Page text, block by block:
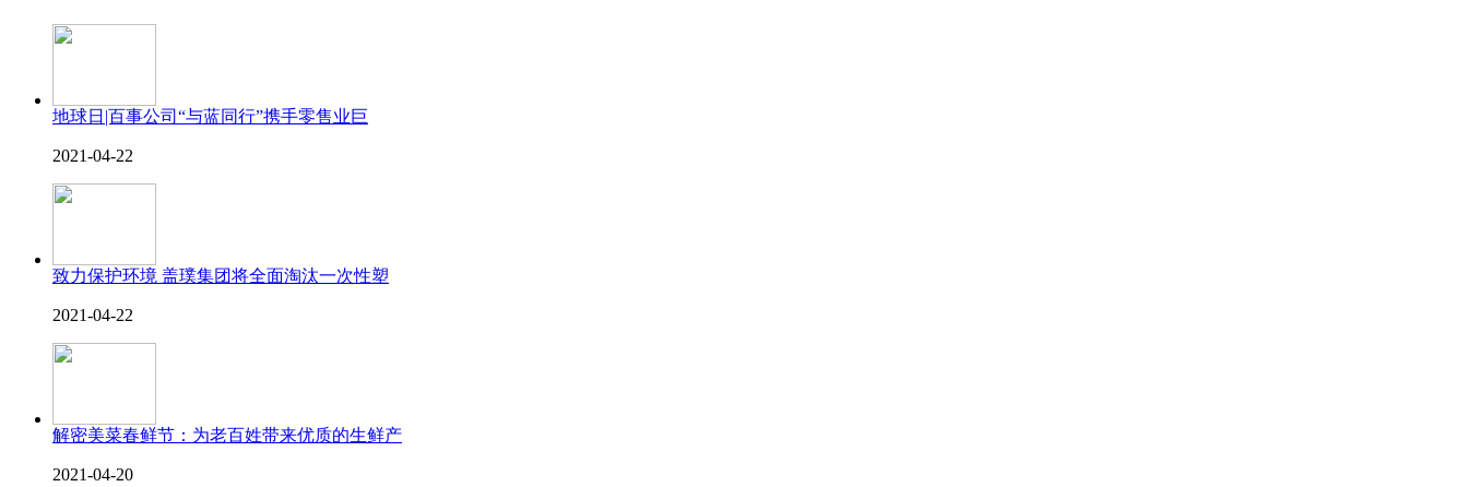
地球日|百事公司“与蓝同行”携手零售业巨
2021-04-22
致力保护环境 盖璞集团将全面淘汰一次性塑
2021-04-22
解密美菜春鲜节：为老百姓带来优质的生鲜产
2021-04-20